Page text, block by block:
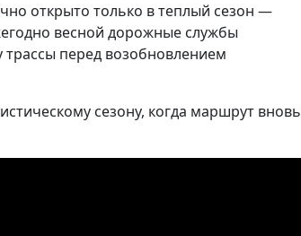
открыто только в теплый сезон —
весной дорожные службы
трассы перед возобновлением
сезону, когда маршрут вновь